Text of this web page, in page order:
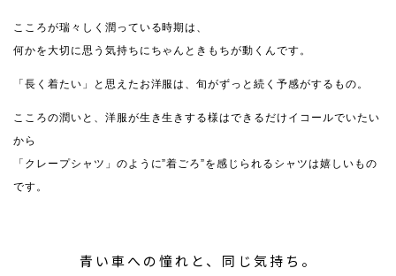
こころが瑞々しく潤っている時期は、
何かを大切に思う気持ちにちゃんときもちが動くんです。
「長く着たい」と思えたお洋服は、旬がずっと続く予感がするもの。
こころの潤いと、洋服が生き生きする様はできるだけイコールでいたい
から
「クレープシャツ」のように”着ごろ”を感じられるシャツは嬉しいもの
です。
青い車への憧れと、同じ気持ち。